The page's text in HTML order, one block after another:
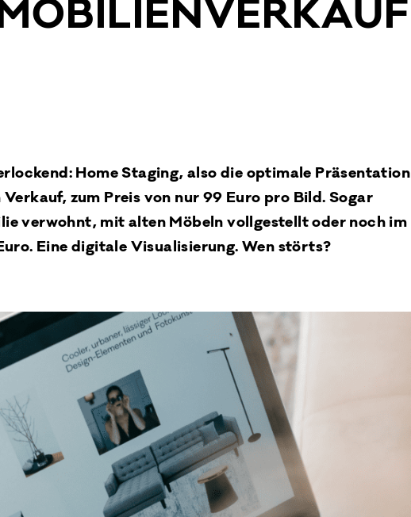
Home Staging, also die optimale Präsentation
zum Preis von nur 99 Euro pro Bild. Sogar
verwohnt, mit alten Möbeln vollgestellt oder noch im
Eine digitale Visualisierung. Wen störts?